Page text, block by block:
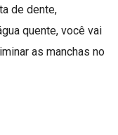
de dente,
quente, você vai
as manchas no